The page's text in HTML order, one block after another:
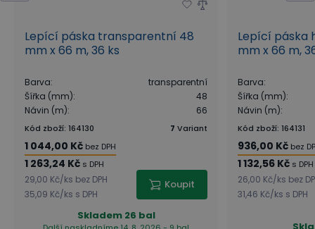
Lepící páska transparentní 48
mm x 66 m, 36 ks
Barva:
transparentní
Šířka (mm):
48
Návin (m): 66
Kód zboží: 164130 7 Variant
1 044,00 Kč bez DPH
1 263,24 Kč s DPH
29,00 Kč/ks bez DPH
35,09 Kč/ks s DPH
Koupit
Skladem 26 bal
Lepící páska
mm x 66 m,
Barva:
Šířka (mm):
Návin (m):
Kód zboží: 164131
936,00 Kč bez
1 132,56 Kč s DPH
26,00 Kč/ks bez
31,46 Kč/ks s DPH